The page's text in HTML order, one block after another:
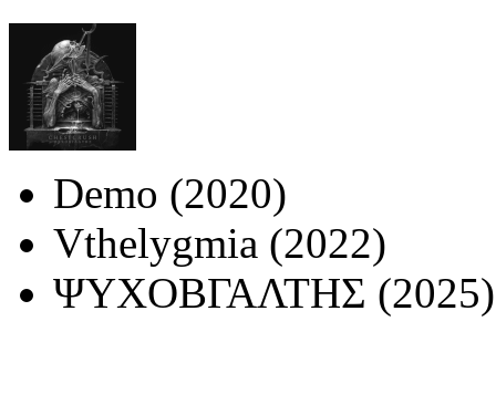
Demo (2020)
Vthelygmia (2022)
ΨΥΧΟΒΓΑΛΤΗΣ (2025)